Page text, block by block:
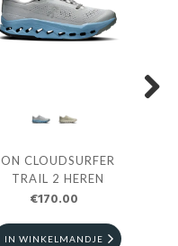
ON CLOUDSURFER
TRAIL 2 HEREN
€170.00
IN WINKELMANDJE